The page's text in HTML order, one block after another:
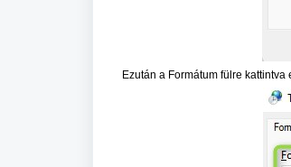
Ezután a Formátum fülre